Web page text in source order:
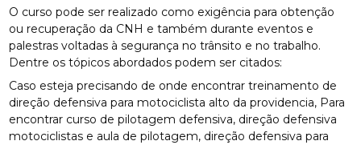
O curso pode ser realizado como exigência para obtenção
ou recuperação da CNH e também durante eventos e
palestras voltadas à segurança no trânsito e no trabalho.
Dentre os tópicos abordados podem ser citados:
Caso esteja precisando de onde encontrar treinamento de
direção defensiva para motociclista alto da providencia, Para
encontrar curso de pilotagem defensiva, direção defensiva
motociclistas e aula de pilotagem, direção defensiva para